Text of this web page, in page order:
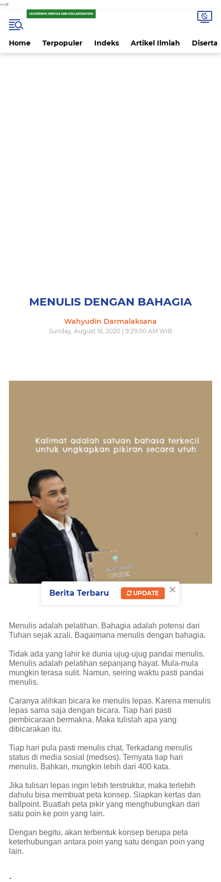
-->
Home Terpopuler Indeks Artikel Ilmiah
MENULIS DENGAN BAHAGIA
Wahyudin Darmalaksana
Sunday, August 16, 2020 | 9:29:00 AM WIB
Menulis adalah pelatihan. Bahagia adalah potensi dari
Tuhan sejak azali. Bagaimana menulis dengan bahagia.
Tidak ada yang lahir ke dunia ujug-ujug pandai menulis.
Menulis adalah pelatihan sepanjang hayat. Mula-mula
mungkin terasa sulit. Namun, seiring waktu pasti pandai
menulis.
Caranya alihkan bicara ke menulis lepas. Karena menulis
lepas sama saja dengan bicara. Tiap hari pasti
pembicaraan bermakna. Maka tulislah apa yang
dibicarakan itu.
Tiap hari pula pasti menulis chat. Terkadang menulis
status di media sosial (medsos). Ternyata tiap hari
menulis. Bahkan, mungkin lebih dari 400 kata.
Jika tulisan lepas ingin lebih terstruktur, maka terlebih
dahulu bisa membuat peta konsep. Siapkan kertas dan
ballpoint. Buatlah peta pikir yang menghubungkan dari
satu poin ke poin yang lain.
Dengan begitu, akan terbentuk konsep berupa peta
keterhubungan antara poin yang satu dengan poin yang
lain.
-
×
Berita Terbaru UPDATE